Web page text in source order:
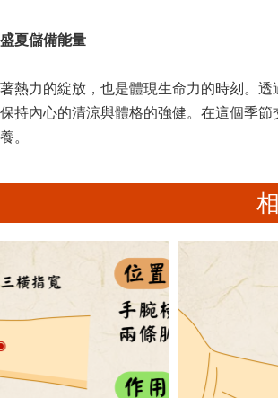
夏儲備能量
著熱力的綻放，也是體現生命力的時刻。
持內心的清涼與體格的強健。在這個季
。